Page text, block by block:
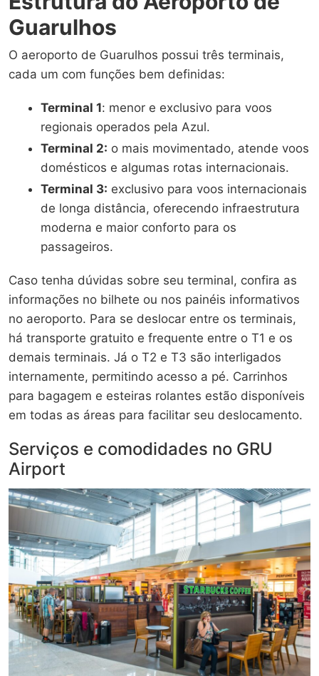
Guarulhos
O aeroporto de Guarulhos possui três terminais,
cada um com funções bem definidas:
Terminal 1: menor e exclusivo para voos
regionais operados pela Azul.
Terminal 2: o mais movimentado, atende voos
domésticos e algumas rotas internacionais.
Terminal 3: exclusivo para voos internacionais
de longa distância, oferecendo infraestrutura
moderna e maior conforto para os
passageiros.
Caso tenha dúvidas sobre seu terminal, confira as
informações no bilhete ou nos painéis informativos
no aeroporto. Para se deslocar entre os terminais,
há transporte gratuito e frequente entre o T1 e os
demais terminais. Já o T2 e T3 são interligados
internamente, permitindo acesso a pé. Carrinhos
para bagagem e esteiras rolantes estão disponíveis
em todas as áreas para facilitar seu deslocamento.
Serviços e comodidades no GRU
Airport